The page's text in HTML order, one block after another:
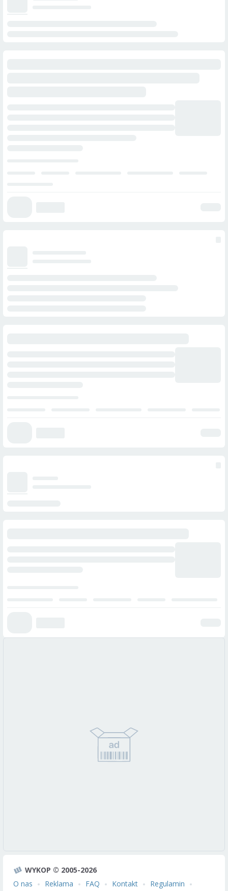
WYKOP © 2005-2026
O nas
Reklama FAQ Kontakt
Regulamin